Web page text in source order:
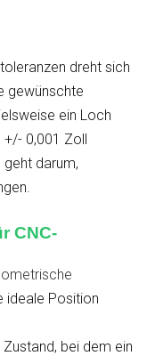
dreht sich
gewünschte
ein Loch
+/- 0,001 Zoll
geht darum,
CNC-
ideale Position
bei dem ein